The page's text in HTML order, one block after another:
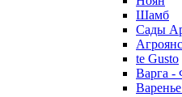
Шамб
Сады
Агроянс
te Gusto
Варга -